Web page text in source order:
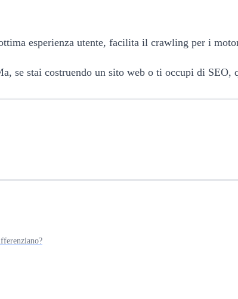
esperienza utente, facilita il crawling per i
se stai costruendo un sito web o ti occupi di SEO,